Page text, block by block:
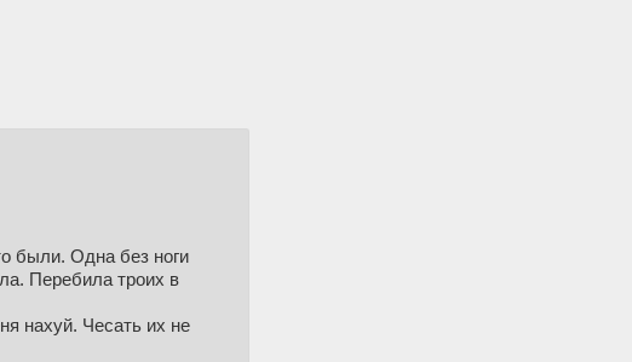
были. Одна без ноги
Перебила троих в
нахуй. Чесать их не